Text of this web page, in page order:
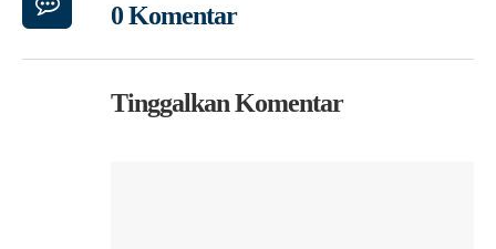
0 Komentar
Tinggalkan Komentar